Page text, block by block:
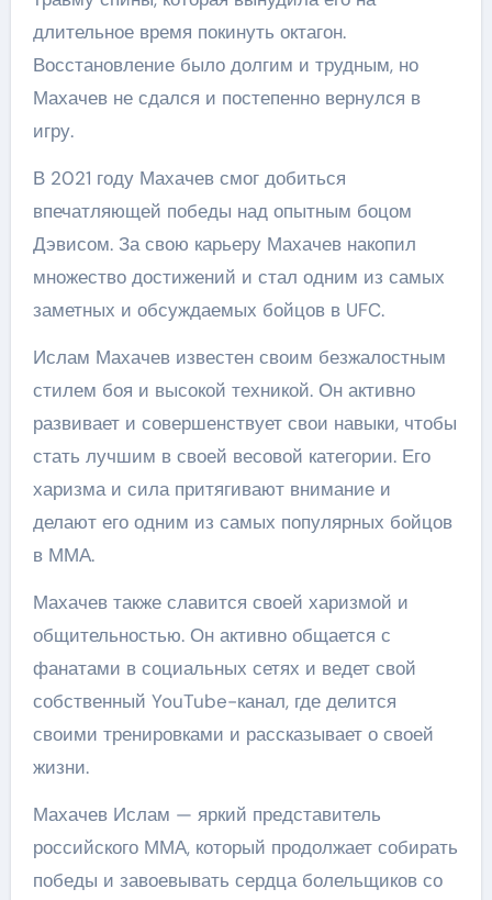
длительное время покинуть октагон.
Восстановление было долгим и трудным, но
Махачев не сдался и постепенно вернулся в
игру.
В 2021 году Махачев смог добиться
впечатляющей победы над опытным боцом
Дэвисом. За свою карьеру Махачев накопил
множество достижений и стал одним из самых
заметных и обсуждаемых бойцов в UFC.
Ислам Махачев известен своим безжалостным
стилем боя и высокой техникой. Он активно
развивает и совершенствует свои навыки, чтобы
стать лучшим в своей весовой категории. Его
харизма и сила притягивают внимание и
делают его одним из самых популярных бойцов
в ММА.
Махачев также славится своей харизмой и
общительностью. Он активно общается с
фанатами в социальных сетях и ведет свой
собственный YouTube-канал, где делится
своими тренировками и рассказывает о своей
жизни.
Махачев Ислам — яркий представитель
российского ММА, который продолжает собирать
победы и завоевывать сердца болельщиков со